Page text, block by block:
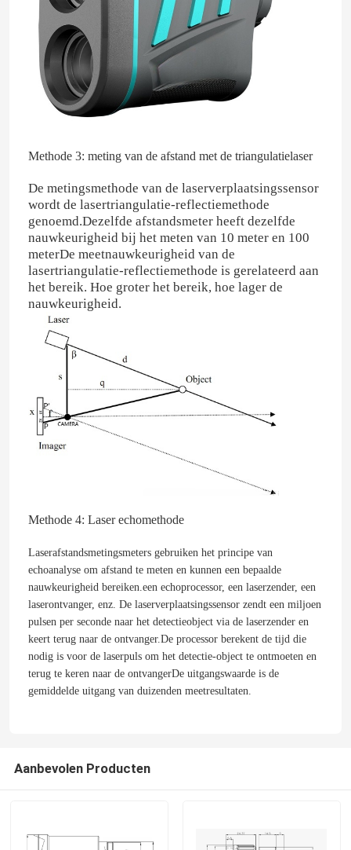
Thuis
Producten
Fabriekstocht
Kwaliteitscontrole
Neem contact met ons op
Luchtvaartdelen
Methode 3: meting van de afstand met de triangulatielaser
De metingsmethode van de laserverplaatsingssensor
wordt de lasertriangulatie-reflectiemethode
genoemd.Dezelfde afstandsmeter heeft dezelfde
nauwkeurigheid bij het meten van 10 meter en 100
meterDe meetnauwkeurigheid van de
lasertriangulatie-reflectiemethode is gerelateerd aan
het bereik. Hoe groter het bereik, hoe lager de
nauwkeurigheid.
Methode 4: Laser echomethode
Laserafstandsmetingsmeters gebruiken het principe van
echoanalyse om afstand te meten en kunnen een bepaalde
nauwkeurigheid bereiken.een echoprocessor, een laserzender, een
laserontvanger, enz. De laserverplaatsingssensor zendt een miljoen
pulsen per seconde naar het detectieobject via de laserzender en
keert terug naar de ontvanger.De processor berekent de tijd die
nodig is voor de laserpuls om het detectie-object te ontmoeten en
terug te keren naar de ontvangerDe uitgangswaarde is de
gemiddelde uitgang van duizenden meetresultaten.
Aanbevolen Producten